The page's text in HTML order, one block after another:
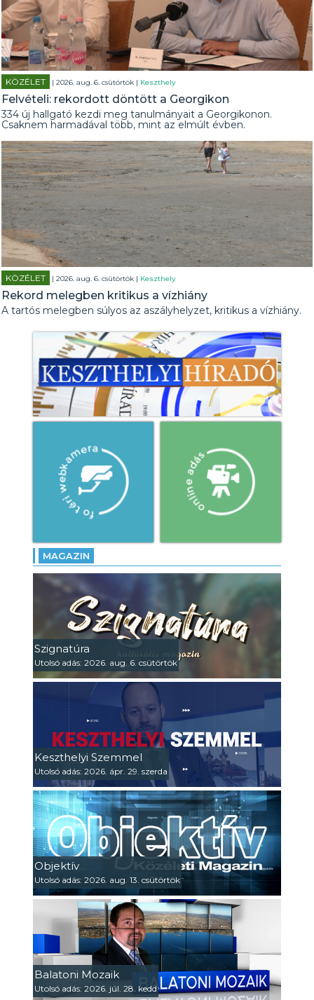
KÖZÉLET | 2026. aug. 6. csütörtök | Keszthely
Felvételi: rekordott döntött a Georgikon
334 új hallgató kezdi meg tanulmányait a Georgikonon.
Csaknem harmadával több, mint az elmúlt évben.
KÖZÉLET | 2026. aug. 6. csütörtök | Keszthely
Rekord melegben kritikus a vízhiány
A tartós melegben súlyos az aszályhelyzet, kritikus a vízhiány.
MAGAZIN
Szignatúra
Utolsó adás: 2026. aug. 6. csütörtök
Keszthelyi Szemmel
Utolsó adás: 2026. ápr. 29. szerda
Objektív
Utolsó adás: 2026. aug. 13. csütörtök
Balatoni Mozaik
Utolsó adás: 2026. júl. 28. kedd